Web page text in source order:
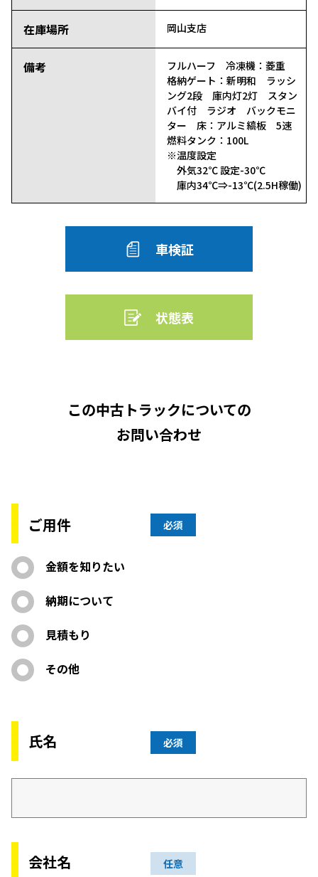
在庫場所 岡山支店
備考
フルハーフ 冷凍機：菱重
格納ゲート：新明和 ラッシ
ング2段 庫内灯2灯 スタン
バイ付 ラジオ バックモニ
ター 床：アルミ縞板 5速
燃料タンク：100L
※温度設定
外気32℃ 設定-30℃
庫内34℃⇒-13℃(2.5H稼働)
車検証
状態表
この中古トラックについての
お問い合わせ
ご用件 必須
金額を知りたい
納期について
見積もり
その他
氏名 必須
会社名 任意